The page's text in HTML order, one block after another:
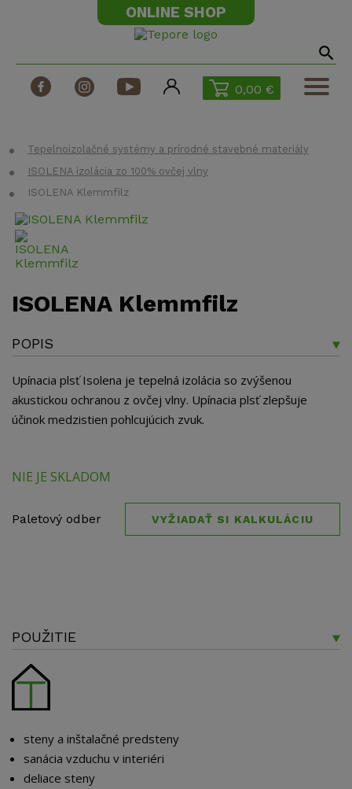
0,00 €
Konštrukčné materiály
Príslušenstvo
Kontakt
Tepelnoizolačné systémy a prírodné stavebné materiály
ISOLENA izolácia zo 100% ovčej vlny
ISOLENA Klemmfilz
ISOLENA Klemmfilz
POPIS
Upínacia plsť Isolena je tepelná izolácia so zvýšenou
akustickou ochranou z ovčej vlny. Upínacia plsť zlepšuje
účinok medzistien pohlcujúcich zvuk.
NIE JE SKLADOM
Paletový odber VYŽIADAŤ SI KALKULÁCIU
POUŽITIE
steny a inštalačné predsteny
sanácia vzduchu v interiéri
deliace steny
ONLINE SHOP